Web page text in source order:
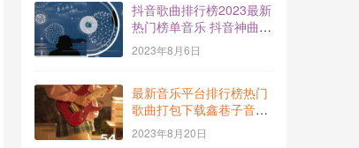
抖音歌曲排行榜2023最新
热门榜单音乐 抖音神曲
BGM打包下载【2023-
7】
2023年8月6日
最新音乐平台排行榜热门
歌曲打包下载鑫巷子音乐
酷流行风向标【第54期】
2023年8月20日